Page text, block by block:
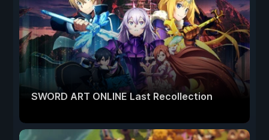
SWORD ART ONLINE Last Recollection